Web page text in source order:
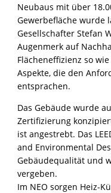
Neubaus mit über
Gewerbefläche wurde
Gesellschafter Stefan
Augenmerk auf
Flächeneffizienz so
Aspekte, die den
entsprachen.
Das Gebäude wurde
Zertifizierung
ist angestrebt. Das
and Environmental
Gebäudequalität und
vergeben.
Im NEO sorgen Heiz-